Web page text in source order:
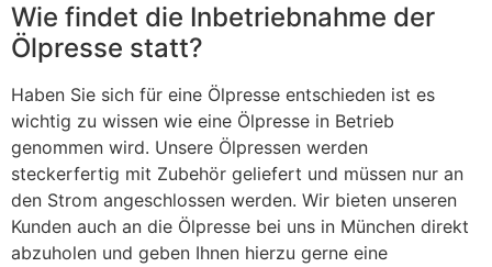
Wie findet die Inbetriebnahme der
Ölpresse statt?
Haben Sie sich für eine Ölpresse entschieden ist es
wichtig zu wissen wie eine Ölpresse in Betrieb
genommen wird. Unsere Ölpressen werden
steckerfertig mit Zubehör geliefert und müssen nur an
den Strom angeschlossen werden. Wir bieten unseren
Kunden auch an die Ölpresse bei uns in München direkt
abzuholen und geben Ihnen hierzu gerne eine